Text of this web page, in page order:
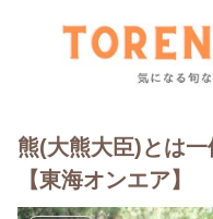
熊(大熊大臣)とは
【東海オンエア】